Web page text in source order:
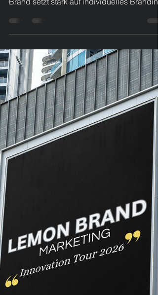
in München. Hier
anfragen.
Warum Lemon Brand eine der besten
Marketing Agenturen in München ist:
Brand setzt stark auf individuelles
Statt vorgefertigter Konzepte entwickelt die
Agentur maßgeschneiderte Strategien, die
exakt zur Zielgruppe und Positionierung
eines Unternehmens passen. Lemon Brand
Germany hebt sich in München besonders
hervor – und das aus mehreren guten
Gründen: 1. Klare Markenstrategie statt
Standardlösungen Lemon Brand setzt stark